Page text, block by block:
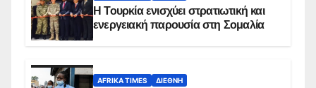
Η Τουρκία ενισχύει στρατιωτική και
ενεργειακή παρουσία στη Σομαλία
AFRIKA TIMES ΔΙΕΘΝΉ